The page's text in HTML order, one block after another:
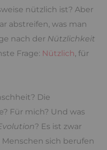
nützlich ist? Aber
abstreifen, was man
nach der Nützlichkeit
Frage: Nützlich, für
Die
Für mich? Und was
? Es ist zwar
sich berufen